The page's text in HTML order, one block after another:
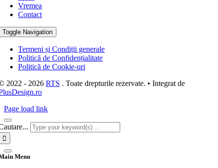
Vremea
Contact
Toggle Navigation
Termeni și Condiții generale
Politică de Confidențialitate
Politică de Cookie-uri
2022 - 2026RTS . Toate drepturile rezervate. • Integrat de
Page load link
Menu